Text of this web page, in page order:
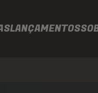
LANÇAMENTOS